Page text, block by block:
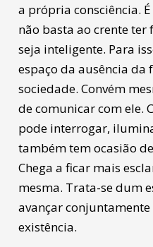
a própria consciência.
não basta ao crente ter
seja inteligente. Para
espaço da ausência da
sociedade. Convém
de comunicar com ele.
pode interrogar,
também tem ocasião
Chega a ficar mais
mesma. Trata-se dum
avançar
existência.